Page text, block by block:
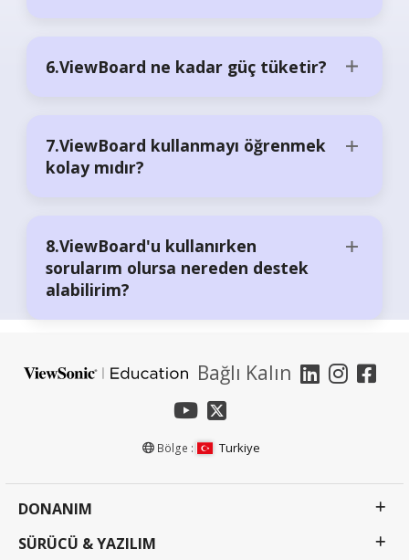
6.ViewBoard ne kadar güç tüketir?
7.ViewBoard kullanmayı öğrenmek
kolay mıdır?
8.ViewBoard'u kullanırken
sorularım olursa nereden destek
alabilirim?
Bağlı Kalın
Bölge : Turkiye
DONANIM
SÜRÜCÜ & YAZILIM